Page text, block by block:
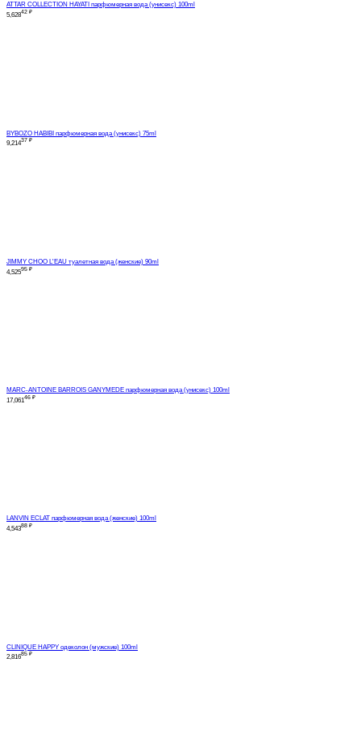
ATTAR COLLECTION HAYATI парфюмерная вода (унисекс) 100ml
5,62842 ₽
BYBOZO HABIBI парфюмерная вода (унисекс) 75ml
9,21437 ₽
JIMMY CHOO L'EAU туалетная вода (женские) 90ml
4,52595 ₽
MARC-ANTOINE BARROIS GANYMEDE парфюмерная вода (унисекс) 100ml
17,061 46 ₽
LANVIN ECLAT парфюмерная вода (женские) 100ml
4,54388 ₽
CLINIQUE HAPPY одеколон (мужские) 100ml
2,81685 ₽